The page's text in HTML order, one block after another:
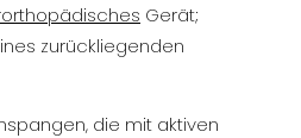
Gerät;
zurückliegenden
die mit aktiven